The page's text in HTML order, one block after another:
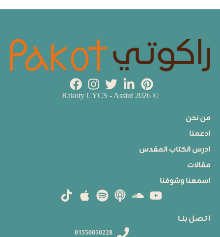
ا تـصـل بنــا
01550050228
من نحن
ادعمنا
ادرس الكتاب المقدس
مقالات
اسمعنا وشوفنا
© 2026 Rakoty CYCS - Assiut